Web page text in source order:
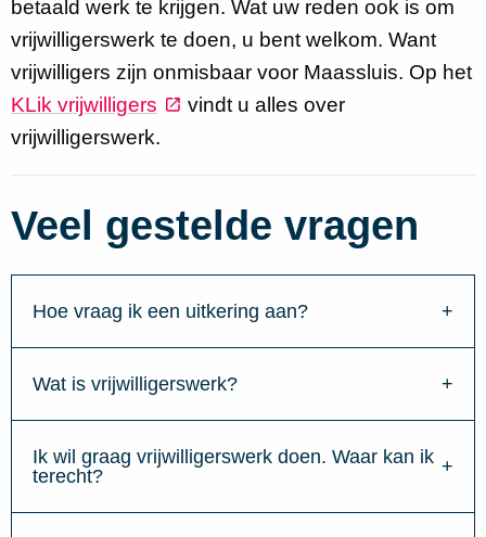
betaald werk te krijgen. Wat uw reden ook is om
vrijwilligerswerk te doen, u bent welkom. Want
vrijwilligers zijn onmisbaar voor Maassluis. Op het
KLik vrijwilligers
vindt u alles over
vrijwilligerswerk.
Veel gestelde vragen
Hoe vraag ik een uitkering aan?
Wat is vrijwilligerswerk?
Ik wil graag vrijwilligerswerk doen. Waar kan ik
terecht?